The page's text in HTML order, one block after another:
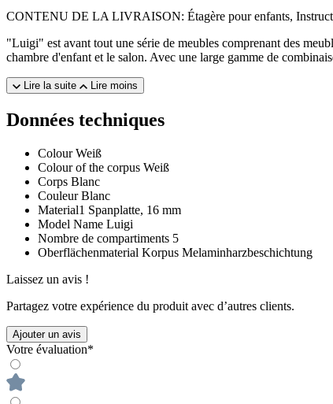
CONTENU DE LA LIVRAISON: Étagère pour enfants,
"Luigi" est avant tout une série de meubles comprenant des
chambre d'enfant et le salon. Avec une large gamme de
Lire la suite Lire moins
Données techniques
Colour Weiß
Colour of the corpus Weiß
Corps Blanc
Couleur Blanc
Material1 Spanplatte, 16 mm
Model Name Luigi
Nombre de compartiments 5
Oberflächenmaterial Korpus Melaminharzbeschichtung
Laissez un avis !
Partagez votre expérience du produit avec d’autres clients.
Ajouter un avis
Votre évaluation*